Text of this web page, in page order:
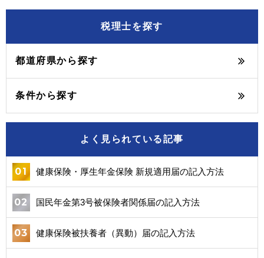
税理士を探す
都道府県から探す
条件から探す
よく見られている記事
健康保険・厚生年金保険 新規適用届の記入方法
国民年金第3号被保険者関係届の記入方法
健康保険被扶養者（異動）届の記入方法